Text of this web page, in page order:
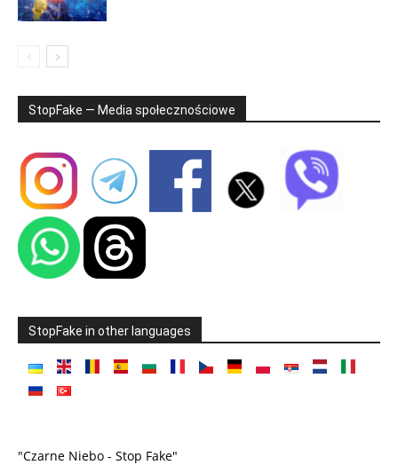
StopFake — Media społecznościowe
StopFake in other languages
"Czarne Niebo - Stop Fake"